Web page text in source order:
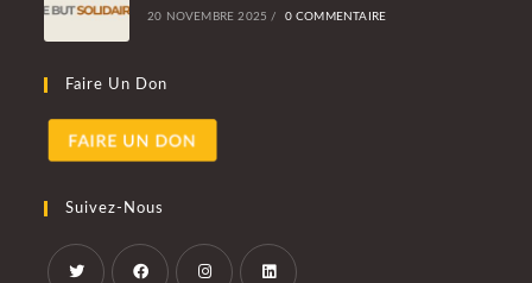
20 NOVEMBRE 2025 / 0 COMMENTAIRE
Faire Un Don
Suivez-Nous